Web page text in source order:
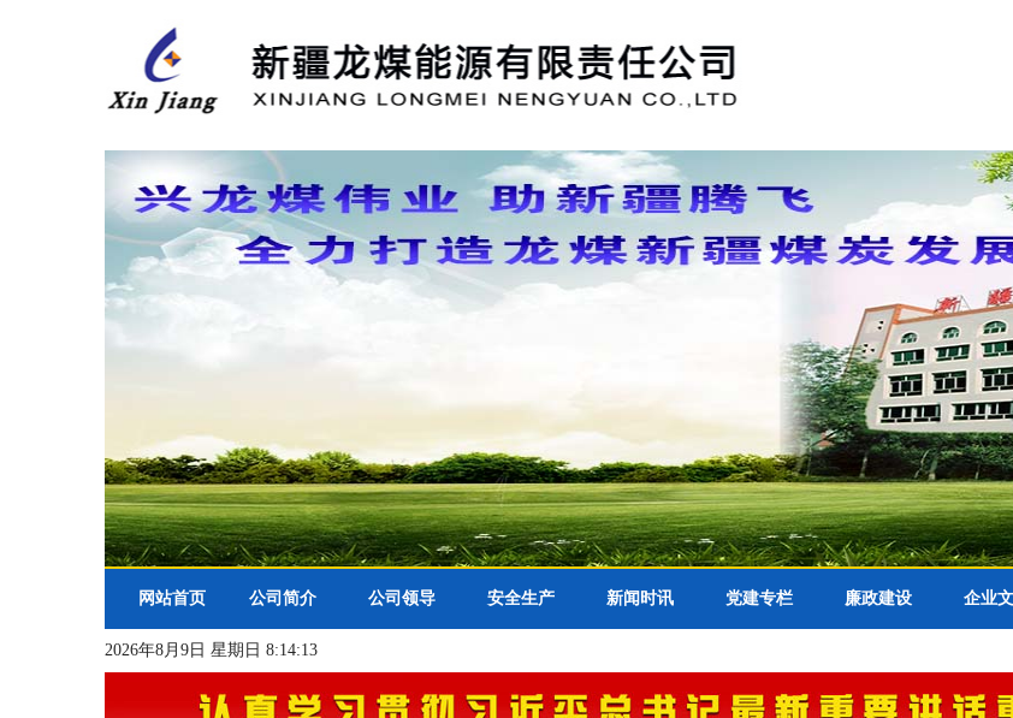
网站首页 公司简介 公司领导 安全生产 新闻时讯 党建专栏 廉政建设 企业
2026年8月9日 星期日 8:14:14